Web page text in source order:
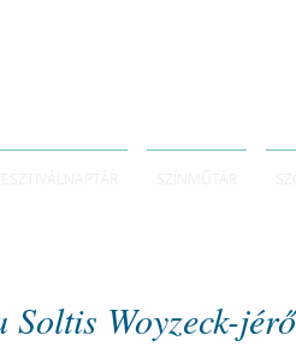
Woyzeck-